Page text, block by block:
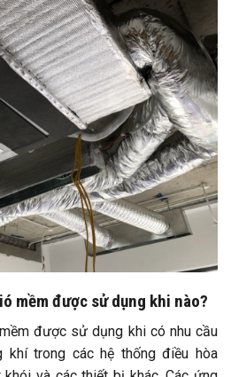
mềm được sử dụng khi nào?
được sử dụng khi có nhu cầu
khí trong các hệ thống điều hòa